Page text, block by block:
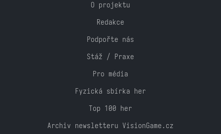
O projektu
Redakce
Podpořte nás
Stáž / Praxe
Pro média
Fyzická sbírka her
Top 100 her
Archiv newsletteru VisionGame.cz